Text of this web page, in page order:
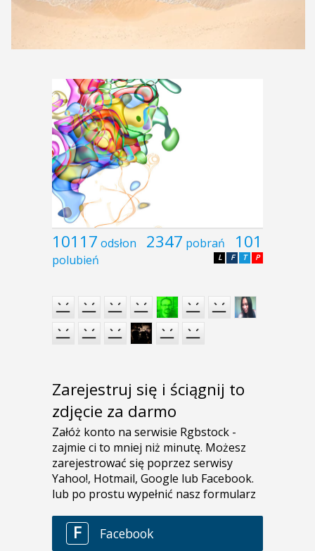
10117 odsłon 2347 pobrań 101
polubień P
T
F
L
Zarejestruj się i ściągnij to
zdjęcie za darmo